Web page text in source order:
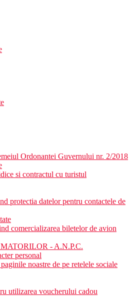
si umbrele gratuite, prosoape contra
contra cost
"Neorio": 7.30-10.30 mic dejun,
si 19.00-21.30 cina tip bufet.
racoritoare, cafea, ceai, la pranz si
bere, vin.
10.30-23.00 bauturi racoritoare si
la halba), cafea, ceai, 11.00-18.00
Ordonantei Guvernului nr. 2/2018
si contractul cu turistul
protectia datelor pentru contactele de
comercializarea biletelor de avion
- A.N.P.C.
personal
noastre de pe retelele sociale
utilizarea voucherului cadou